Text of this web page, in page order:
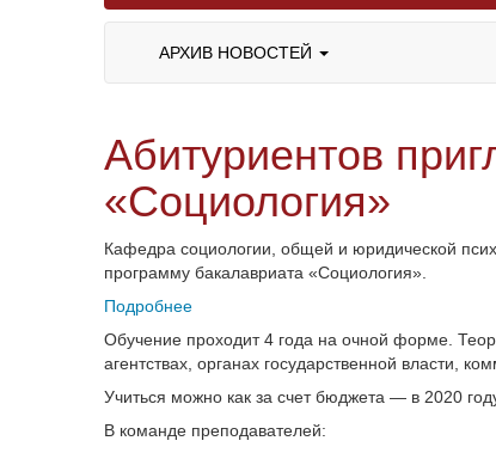
АРХИВ НОВОСТЕЙ
Абитуриентов
«Социология»
Кафедра социологии, общей и юридической
программу бакалавриата «Социология».
Подробнее
Обучение проходит 4 года на очной форме.
агентствах, органах государственной власти,
Учиться можно как за счет бюджета — в 2020
В команде преподавателей: